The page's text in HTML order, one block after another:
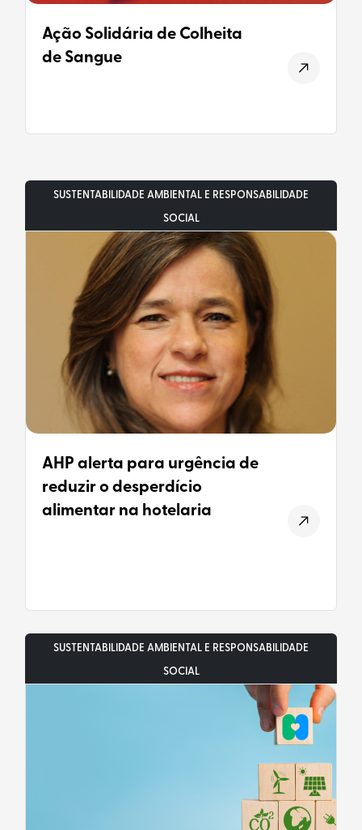
Ação Solidária de Colheita
de Sangue
SUSTENTABILIDADE AMBIENTAL E RESPONSABILIDADE
SOCIAL
AHP alerta para urgência de
reduzir o desperdício
alimentar na hotelaria
SUSTENTABILIDADE AMBIENTAL E RESPONSABILIDADE
SOCIAL